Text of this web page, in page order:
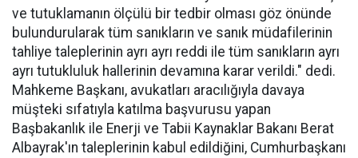
ve tutuklamanın ölçülü bir tedbir olması göz önünde
bulundurularak tüm sanıkların ve sanık müdafilerinin
tahliye taleplerinin ayrı ayrı reddi ile tüm sanıkların ayrı
ayrı tutukluluk hallerinin devamına karar verildi." dedi.
Mahkeme Başkanı, avukatları aracılığıyla davaya
müşteki sıfatıyla katılma başvurusu yapan
Başbakanlık ile Enerji ve Tabii Kaynaklar Bakanı Berat
Albayrak'ın taleplerinin kabul edildiğini, Cumhurbaşkanı